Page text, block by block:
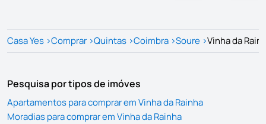
Casa Yes >Comprar >Quintas >Coimbra >Soure >Vinha da
Pesquisa por tipos de imóves
Apartamentos para comprar em Vinha da Rainha
Moradias para comprar em Vinha da Rainha